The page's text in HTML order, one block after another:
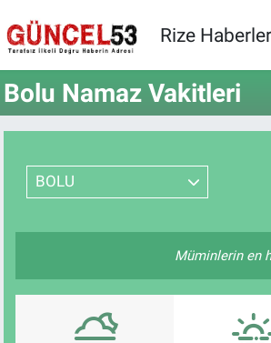
Rize
Bolu Namaz Vakitleri
BOLU
Müminlerin en